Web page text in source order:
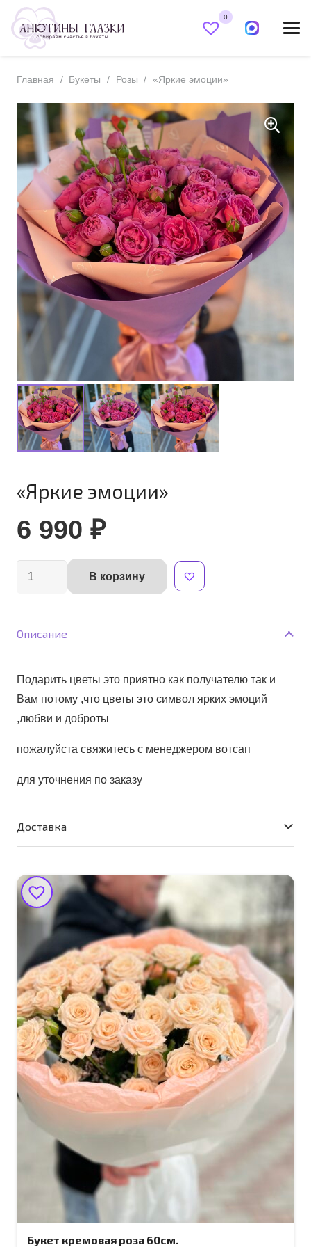
0
Главная / Букеты / Розы / «Яркие эмоции»
«Яркие эмоции»
6 990 ₽
Количество
В корзину
Alternative:
Описание
Подарить цветы это приятно как получателю так и
Вам потому ,что цветы это символ ярких эмоций
,любви и доброты
пожалуйста свяжитесь с менеджером вотсап
для уточнения по заказу
Доставка
Букет кремовая роза 60см.